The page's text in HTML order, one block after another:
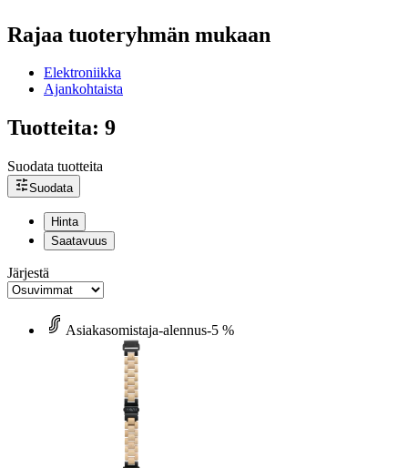
Rajaa tuoteryhmän mukaan
Elektroniikka
Ajankohtaista
Tuotteita: 9
Suodata tuotteita
Suodata
Hinta
Saatavuus
Järjestä
Asiakasomistaja-alennus-5 %